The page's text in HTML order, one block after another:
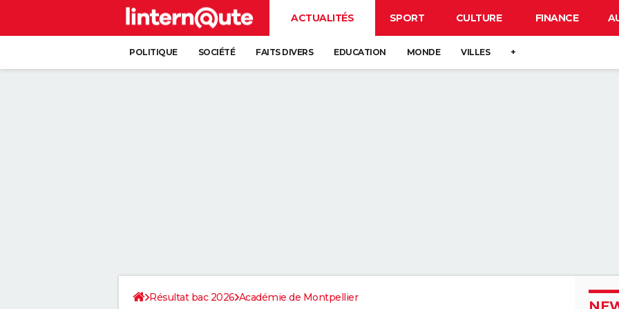
ACTUALITÉS SPORT CULTURE FINANCE
POLITIQUE SOCIÉTÉ FAITS DIVERS EDUCATION MONDE VILLES +
Résultat bac 2026 Académie de Montpellier